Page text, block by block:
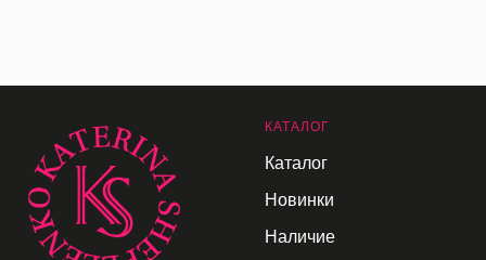
КАТАЛОГ
Каталог
Новинки
Наличие